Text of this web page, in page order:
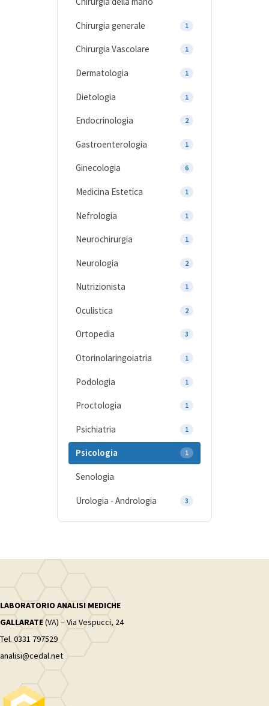
Chirurgia generale 1
Chirurgia Vascolare 1
Dermatologia 1
Dietologia 1
Endocrinologia 2
Gastroenterologia 1
Ginecologia 6
Medicina Estetica 1
Nefrologia 1
Neurochirurgia 1
Neurologia 2
Nutrizionista 1
Oculistica 2
Ortopedia 3
Otorinolaringoiatria 1
Podologia 1
Proctologia 1
Psichiatria 1
Psicologia 1
Senologia
Urologia - Andrologia 3
LABORATORIO ANALISI MEDICHE
GALLARATE(VA) – Via Vespucci, 24
Tel. 0331 797529
analisi@cedal.net